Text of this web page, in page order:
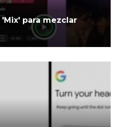
para mezclar